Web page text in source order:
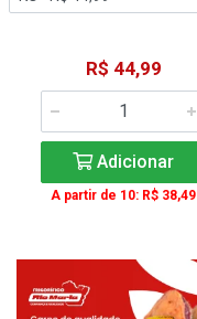
R$ 44,99
Adicionar
A partir de 10: R$ 38,49